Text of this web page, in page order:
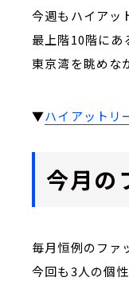
今週もハイアッ
最上階10階にあ
東京湾を眺めな
▼ハイアットリ
今月の
毎月恒例のファ
今回も3人の個